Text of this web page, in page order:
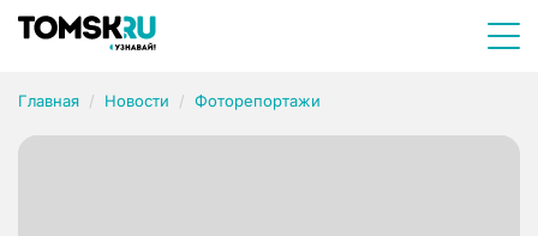
Главная Новости Фоторепортажи